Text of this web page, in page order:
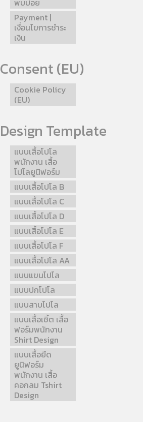
พบบ่อย
Payment |
เงื่อนไขการชำระ
เงิน
Consent (EU)
Cookie Policy
(EU)
Design Template
แบบเสื้อโปโล
พนักงาน เสื้อ
โปโลยูนิฟอร์ม
แบบเสื้อโปโล B
แบบเสื้อโปโล C
แบบเสื้อโปโล D
แบบเสื้อโปโล E
แบบเสื้อโปโล F
แบบเสื้อโปโล AA
แบบแขนโปโล
แบบปกโปโล
แบบสาบโปโล
แบบเสื้อเชิ้ต เสื้อ
ฟอร์มพนักงาน
Shirt Design
แบบเสื้อยืด
ยูนิฟอร์ม
พนักงาน เสื้อ
คอกลม Tshirt
Design